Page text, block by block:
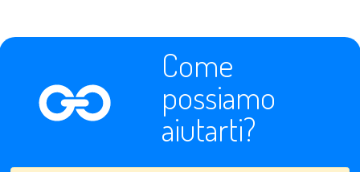
Come
possiamo
aiutarti?